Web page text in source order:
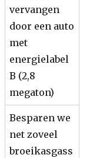
vervangen
door een auto
met
energielabel
B (2,8
megaton)
Besparen we
net zoveel
broeikasgass